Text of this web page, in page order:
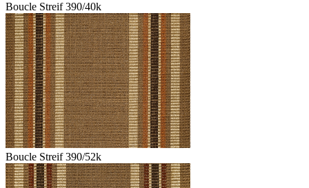
Boucle Streif 390/40k
Boucle Streif 390/52k